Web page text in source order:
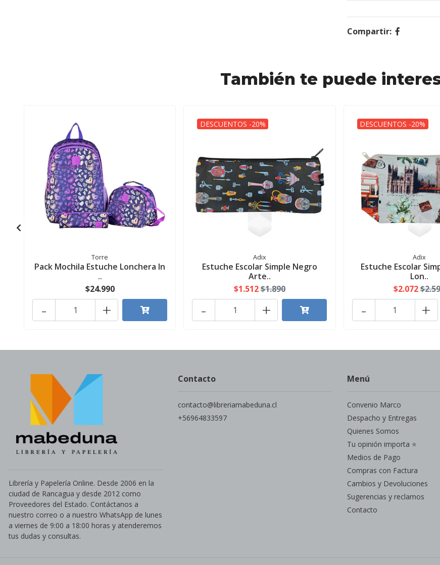
Compartir:
También te puede
Torre
Pack Mochila Estuche Lonchera In
..
$24.990
+
-
DESCUENTOS -20%
Adix
Estuche Escolar Simple Negro
Arte..
$1.512$1.890
+
-
DESCUENTOS -20%
Adix
Estuche Escolar
Lon..
$2.072
+
-
Librería y Papelería Online. Desde 2006 en la
ciudad de Rancagua y desde 2012 como
Proveedores del Estado. Contáctanos a
nuestro correo o a nuestro WhatsApp de lunes
a viernes de 9:00 a 18:00 horas y atenderemos
tus dudas y consultas.
Contacto
contacto@libreriamabeduna.cl
+56964833597
Menú
Convenio Marco
Despacho y Entregas
Quienes Somos
Tu opinión importa ⭐
Medios de Pago
Compras con Factura
Cambios y Devoluciones
Sugerencias y reclamos
Contacto